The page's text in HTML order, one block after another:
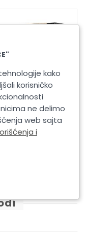
DICTUM 500ML
SET
kako
korisničko
ne delimo
web sajta
i